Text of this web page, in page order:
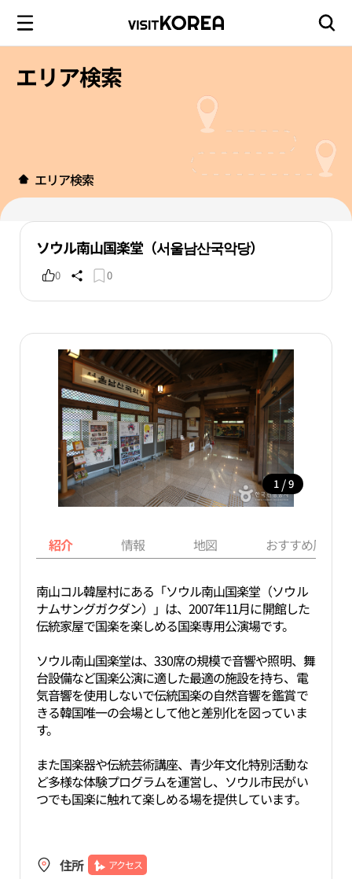
エリア検索
エリア検索
ソウル南山国楽堂（서울남산국악당）
0 0
1 / 9
紹介 情報 地図 おすすめ周辺
南山コル韓屋村にある「ソウル南山国楽堂（ソウル
ナムサングガクダン）」は、2007年11月に開館した
伝統家屋で国楽を楽しめる国楽専用公演場です。
ソウル南山国楽堂は、330席の規模で音響や照明、舞
台設備など国楽公演に適した最適の施設を持ち、電
気音響を使用しないで伝統国楽の自然音響を鑑賞で
きる韓国唯一の会場として他と差別化を図っていま
す。
また国楽器や伝統芸術講座、青少年文化特別活動な
ど多様な体験プログラムを運営し、ソウル市民がい
つでも国楽に触れて楽しめる場を提供しています。
住所 アクセス